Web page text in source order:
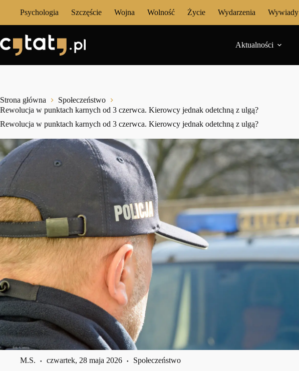
Psychologia Szczęście Wojna Wolność Życie Wydarzenia Wywiady
Aktualności
Strona główna
Społeczeństwo
Rewolucja w punktach karnych od 3 czerwca. Kierowcy jednak odetchną z ulgą?
Rewolucja w punktach karnych od 3 czerwca. Kierowcy jednak odetchną z ulgą?
M.S. czwartek, 28 maja 2026 Społeczeństwo